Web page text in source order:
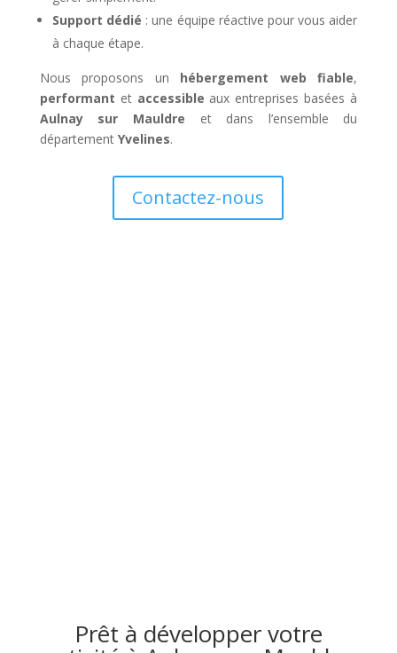
Support dédié : une équipe réactive pour vous aider
à chaque étape.
Nous proposons un hébergement web fiable,
performant et accessible aux entreprises basées à
Aulnay sur Mauldre et dans l’ensemble du
département Yvelines.
Contactez-nous
Prêt à développer votre